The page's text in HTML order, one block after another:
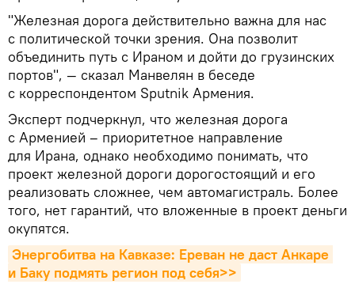
"Железная дорога действительно важна для нас
с политической точки зрения. Она позволит
объединить путь с Ираном и дойти до грузинских
портов", — сказал Манвелян в беседе
с корреспондентом Sputnik Армения.
Эксперт подчеркнул, что железная дорога
с Арменией – приоритетное направление
для Ирана, однако необходимо понимать, что
проект железной дороги дорогостоящий и его
реализовать сложнее, чем автомагистраль. Более
того, нет гарантий, что вложенные в проект деньги
окупятся.
Энергобитва на Кавказе: Ереван не даст Анкаре
и Баку подмять регион под себя>>